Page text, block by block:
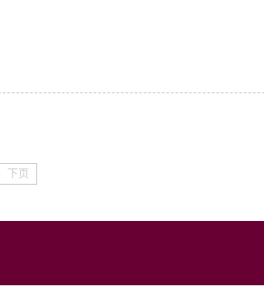
下页